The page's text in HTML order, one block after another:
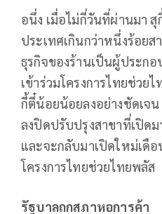
อนึ่ง เมื่อไม่กี่วันที่ผ่านมา
ประเทศเกินกว่าหนึ่งร้อยส
ธุรกิจของร้านเป็นผู้ประก
เข้าร่วมโครงการไทยช่วย
กี้ตี๋น้อยน้อยลงอย่างชัดเจ
ลงปิดปรับปรุงสาขาที่เปิดม
และจะกลับมาเปิดใหม่เดื
โครงการไทยช่วยไทยพลัส
รัฐบาลถกสภาหอการค้า